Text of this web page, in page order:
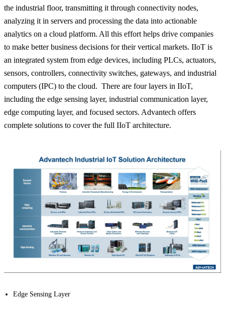
the industrial floor, transmitting it through connectivity nodes,
analyzing it in servers and processing the data into actionable
analytics on a cloud platform. All this effort helps drive companies
to make better business decisions for their vertical markets. IIoT is
an integrated system from edge devices, including PLCs, actuators,
sensors, controllers, connectivity switches, gateways, and industrial
computers (IPC) to the cloud. There are four layers in IIoT,
including the edge sensing layer, industrial communication layer,
edge computing layer, and focused sectors. Advantech offers
complete solutions to cover the full IIoT architecture.
Edge Sensing Layer